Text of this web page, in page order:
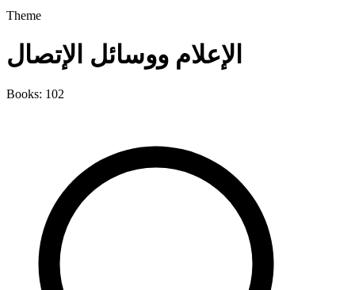
Theme
الإعلام ووسائل الإتصال
Books: 102